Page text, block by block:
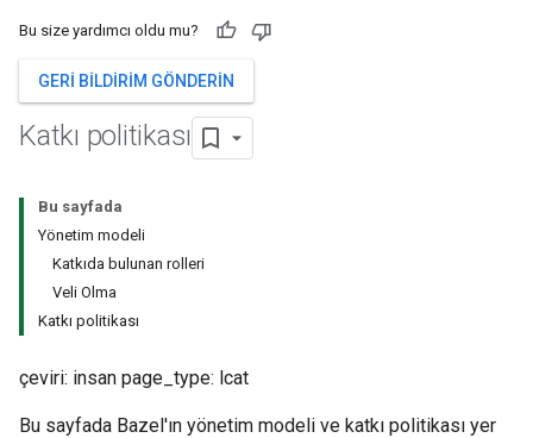
Bu size yardımcı oldu mu?
GERI BILDIRIM GÖNDERIN
Katkı politikası
Bu sayfada
Yönetim modeli
Katkıda bulunan rolleri
Veli Olma
Katkı politikası
çeviri: insan page_type: lcat
Bu sayfada Bazel'ın yönetim modeli ve katkı politikası yer